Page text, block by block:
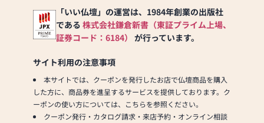
「いい仏壇」の運営は、1984年創業の出版社
である 株式会社鎌倉新書（東証プライム上場、
証券コード：6184） が行っています。
サイト利用の注意事項
本サイトでは、クーポンを発行したお店で仏壇商品を購入
した方に、商品券を進呈するサービスを提供しております。ク
ーポンの使い方については、こちらを参照ください。
クーポン発行・カタログ請求・来店予約・オンライン相談